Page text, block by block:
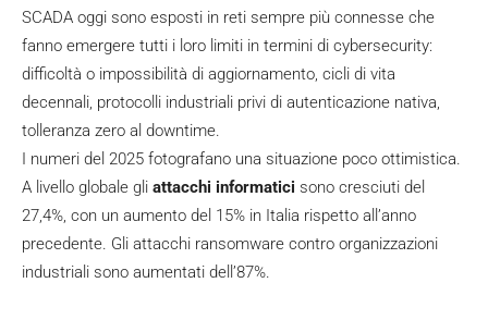
SCADA oggi sono esposti in reti sempre più connesse che
fanno emergere tutti i loro limiti in termini di cybersecurity:
difficoltà o impossibilità di aggiornamento, cicli di vita
decennali, protocolli industriali privi di autenticazione nativa,
tolleranza zero al downtime.
I numeri del 2025 fotografano una situazione poco ottimistica.
A livello globale gli attacchi informatici sono cresciuti del
27,4%, con un aumento del 15% in Italia rispetto all’anno
precedente. Gli attacchi ransomware contro organizzazioni
industriali sono aumentati dell’87%.